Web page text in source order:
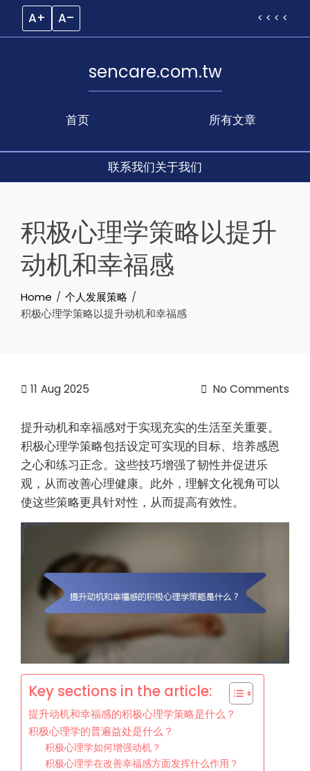
A+ A– < < < <
首页
sencare.com.tw
所有文章
联系我们关于我们
content积极心理学策略以提升
动机和幸福感
Home
个人发展策略
积极心理学策略以提升动机和幸福感
11 Aug 2025 No Comments
提升动机和幸福感对于实现充实的生活至关重要。
积极心理学策略包括设定可实现的目标、培养感恩
之心和练习正念。这些技巧增强了韧性并促进乐
观，从而改善心理健康。此外，理解文化视角可以
使这些策略更具针对性，从而提高有效性。
Key sections in the article:
提升动机和幸福感的积极心理学策略是什么？
积极心理学的普遍益处是什么？
积极心理学如何增强动机？
积极心理学在改善幸福感方面发挥什么作用？